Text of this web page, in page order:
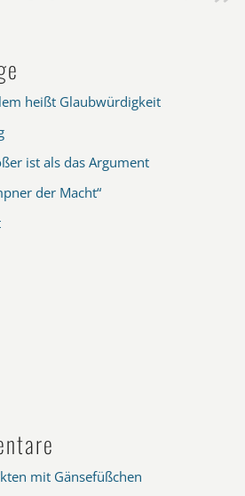
heißt Glaubwürdigkeit
ist als das Argument
der Macht“
mit Gänsefüßchen